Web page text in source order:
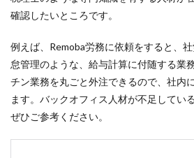
確認したいところです。
例えば、Remoba労務に依頼をすると、
怠管理のような、給与計算に付随する業
チン業務を丸ごと外注できるので、社内
ます。バックオフィス人材が不足してい
ぜひご参考ください。